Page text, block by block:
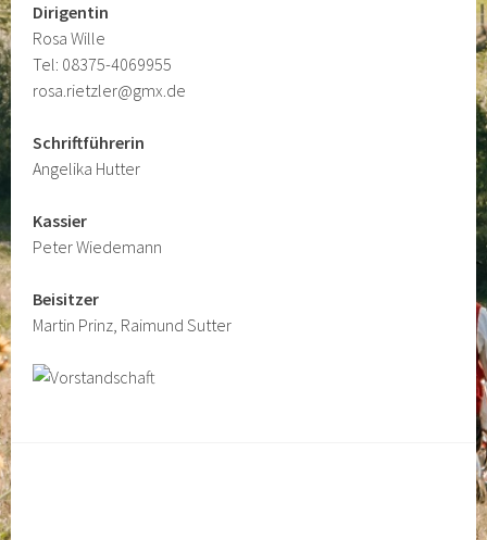
Dirigentin
Rosa Wille
Tel: 08375-4069955
rosa.rietzler@gmx.de
Schriftführerin
Angelika Hutter
Kassier
Peter Wiedemann
Beisitzer
Martin Prinz, Raimund Sutter